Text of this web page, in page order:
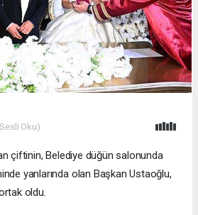
Oku)
çiftinin, Belediye düğün salonunda
yanlarında olan Başkan Ustaoğlu,
oldu.